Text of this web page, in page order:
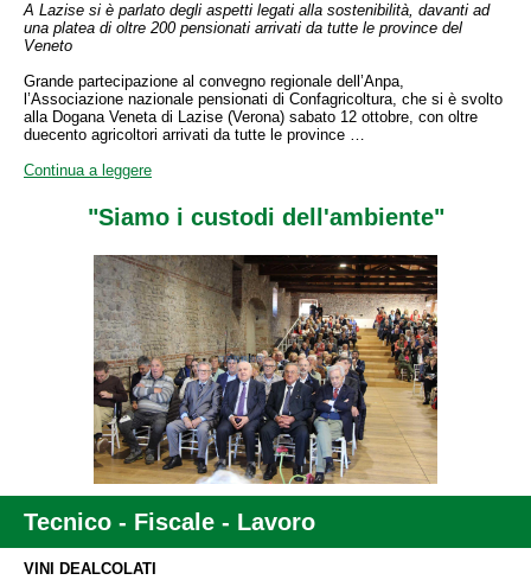
A Lazise si è parlato degli aspetti legati alla sostenibilità, davanti ad
una platea di oltre 200 pensionati arrivati da tutte le province del
Veneto
Grande partecipazione al convegno regionale dell’Anpa,
l’Associazione nazionale pensionati di Confagricoltura, che si è svolto
alla Dogana Veneta di Lazise (Verona) sabato 12 ottobre, con oltre
duecento agricoltori arrivati da tutte le province …
Continua a leggere
"Siamo i custodi dell'ambiente"
Tecnico - Fiscale - Lavoro
VINI DEALCOLATI